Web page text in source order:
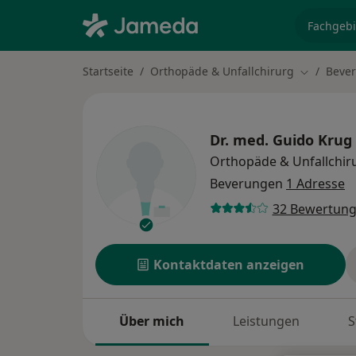
Startseite Orthopäde & Unfallchirurg Stadt
Dr. med. Guido Krug
Orthopäde &
Beverungen 1 Adresse
32
Kontaktdaten anzeigen
Über mich Leistungen